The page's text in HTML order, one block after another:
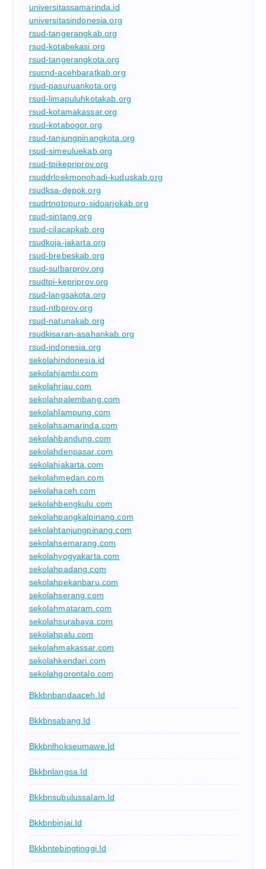
universitassamarinda.id
universitasindonesia.org
rsud-tangerangkab.org
rsud-kotabekasi.org
rsud-tangerangkota.org
rsucnd-acehbaratkab.org
rsud-pasuruankota.org
rsud-limapuluhkotakab.org
rsud-kotamakassar.org
rsud-kotabogor.org
rsud-tanjungpinangkota.org
rsud-simeuluekab.org
rsud-tpikepriprov.org
rsuddrloekmonohadi-kuduskab.org
rsudksa-depok.org
rsudrtnotopuro-sidoarjokab.org
rsud-sintang.org
rsud-cilacapkab.org
rsudkoja-jakarta.org
rsud-brebeskab.org
rsud-sulbarprov.org
rsudtpi-kepriprov.org
rsud-langsakota.org
rsud-ntbprov.org
rsud-natunakab.org
rsudkisaran-asahankab.org
rsud-indonesia.org
sekolahindonesia.id
sekolahjambi.com
sekolahriau.com
sekolahpalembang.com
sekolahlampung.com
sekolahsamarinda.com
sekolahbandung.com
sekolahdenpasar.com
sekolahjakarta.com
sekolahmedan.com
sekolahaceh.com
sekolahbengkulu.com
sekolahpangkalpinang.com
sekolahtanjungpinang.com
sekolahsemarang.com
sekolahyogyakarta.com
sekolahpadang.com
sekolahpekanbaru.com
sekolahserang.com
sekolahmataram.com
sekolahsurabaya.com
sekolahpalu.com
sekolahmakassar.com
sekolahkendari.com
sekolahgorontalo.com
Bkkbnbandaaceh.id
Bkkbnsabang.id
Bkkbnlhokseumawe.id
Bkkbnlangsa.id
Bkkbnsubulussalam.id
Bkkbnbinjai.id
Bkkbntebingtinggi.id